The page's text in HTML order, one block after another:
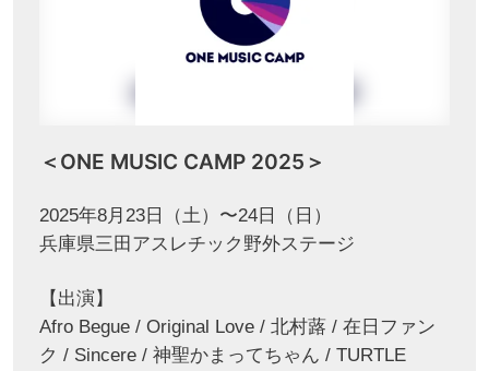
＜ONE MUSIC CAMP 2025＞
2025年8月23日（土）〜24日（日）
兵庫県三田アスレチック野外ステージ
【出演】
Afro Begue / Original Love / 北村蕗 / 在日ファン
ク / Sincere / 神聖かまってちゃん / TURTLE